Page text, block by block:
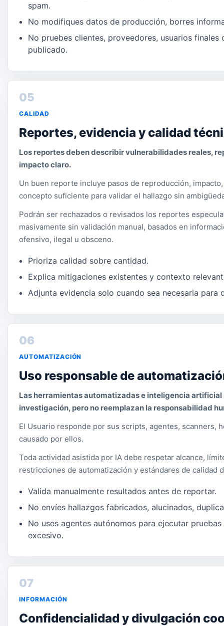
spam.
No modifiques datos de producción, borres
No pruebes clientes, proveedores, usuarios
publicado.
05
CALIDAD
Reportes, evidencia y calidad
Los reportes deben describir vulnerabilidades reales,
impacto claro.
Un buen reporte incluye pasos de reproducción,
concepto suficiente para validar el hallazgo sin
Podrán ser rechazados o revisados los reportes
masivamente sin validación manual, basados en
ofensivo, ilegal u obsceno.
Prioriza calidad sobre cantidad.
Explica mitigaciones existentes y contexto
Adjunta evidencia solo cuando sea necesaria para
06
AUTOMATIZACIÓN
Uso responsable de
Las herramientas automatizadas e inteligencia artificial
investigación, pero no reemplazan la responsabilidad
El Usuario responde por sus scripts, agentes, scanners,
causado por ellos.
Toda actividad asistida por IA debe respetar alcance,
restricciones de automatización y estándares de calidad
Valida manualmente resultados antes de reportar.
No envíes hallazgos fabricados, alucinados,
No uses agentes autónomos para ejecutar
excesivo.
07
INFORMACIÓN
Confidencialidad y divulgación